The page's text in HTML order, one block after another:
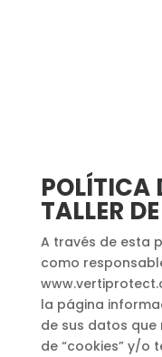
POLÍTICA
TALLER
A través de esta
como
la página
de sus datos que
de “cookies” y/o